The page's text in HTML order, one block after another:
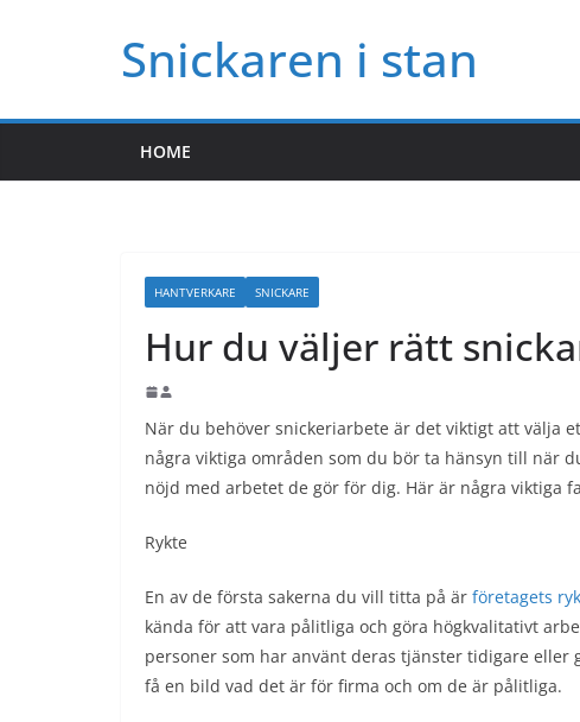
Snickaren i stan
HOME
HANTVERKARE SNICKARE
Hur du väljer rätt
När du behöver snickeriarbete är det viktigt att välja
några viktiga områden som du bör ta hänsyn till när
nöjd med arbetet de gör för dig. Här är några viktiga
Rykte
En av de första sakerna du vill titta på är företagets
kända för att vara pålitliga och göra högkvalitativt
personer som har använt deras tjänster tidigare
få en bild vad det är för firma och om de är pålitliga.